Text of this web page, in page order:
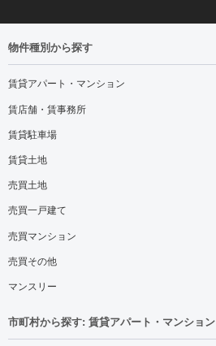
物件種別から探す
賃貸アパート・マンション
賃店舗・賃事務所
賃貸駐車場
賃貸土地
売買土地
売買一戸建て
売買マンション
売買その他
マンスリー
市町村から探す: 賃貸アパート・マンション